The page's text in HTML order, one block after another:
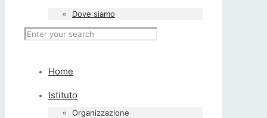
Dove siamo
Home
Istituto
Organizzazione